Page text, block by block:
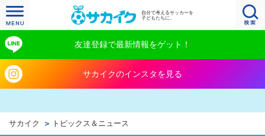
自分で考えるサッカーを
子どもたちに。
友達登録で最新情報をゲット！
サカイクのインスタを見る
サカイク トピックス＆ニュース